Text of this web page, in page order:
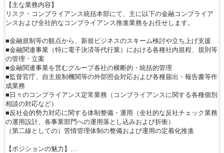
【主な業務内容】
リスク・コンプライアンス統括本部にて、主に以下の金融コンプライア
ンスおよび全社的なコンプライアンス推進業務をお任せします。
■金融規制等の観点から、新規ビジネスのスキーム検討や立ち上げ支援
■金融関連事業（特に電子決済等代行業）における各種社内規程、規則等
の管理・立案
■金融関連事業を営むグループ各社の横断的・統括的管理
■監督官庁、自主規制機関等の外部照会対応および各種届出・報告書等作
成業務
■日々のコンプライアンス定常業務（コンプライアンスに関する各種個別
相談の対応など）
■反社会的勢力対応に関する体制整備・運用（全社的な反社チェック業務
の運用設計、各事業部門への運用落とし込みおよび折衝）
（第二線としての）苦情管理体制の整備および運用の定着化推進
【ポジションの魅力】…